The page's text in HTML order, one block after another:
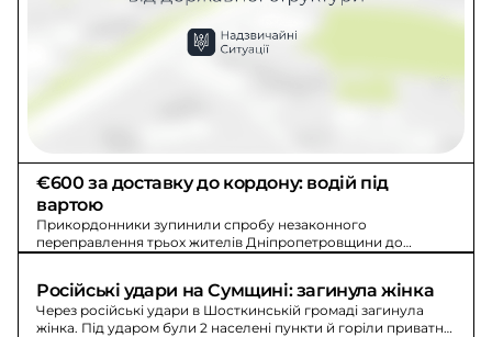
€600 за доставку до кордону: водій під
вартою
Прикордонники зупинили спробу незаконного
переправлення трьох жителів Дніпропетровщини до
Російські удари на Сумщині: загинула жінка
Через російські удари в Шосткинській громаді загинула
жінка. Під ударом були 2 населені пункти й горіли приватні